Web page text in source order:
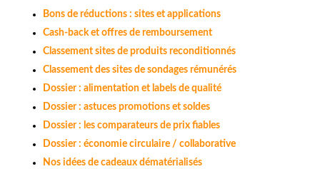
Bons de réductions : sites et applications
Cash-back et offres de remboursement
Classement sites de produits reconditionnés
Classement des sites de sondages rémunérés
Dossier : alimentation et labels de qualité
Dossier : astuces promotions et soldes
Dossier : les comparateurs de prix fiables
Dossier : économie circulaire / collaborative
Nos idées de cadeaux dématérialisés